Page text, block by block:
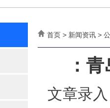
首页 > 新闻资讯 >
：
文章录